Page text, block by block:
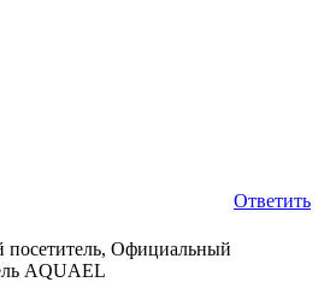
Ответить
посетитель, Официальный
AQUAEL